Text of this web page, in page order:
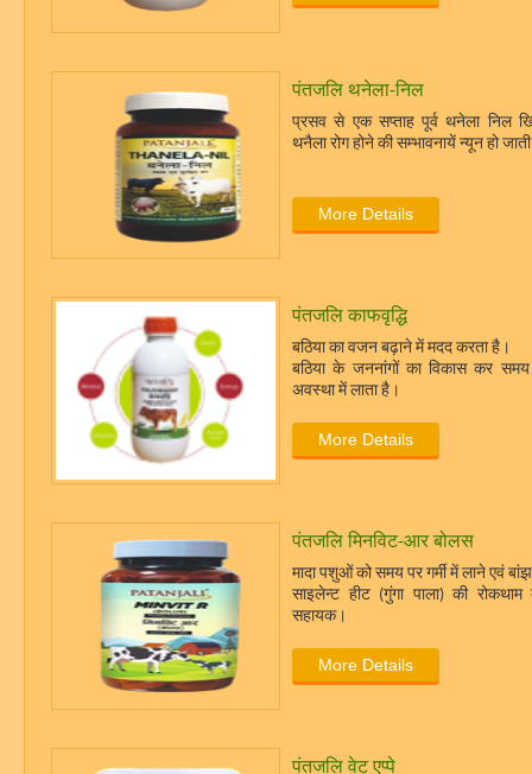
पंतजलि थनेला-निल
प्रसव से एक सप्ताह पूर्व थनेला निल
थनैला रोग होने की सम्भावनायें न्यून हो
More Details
पंतजलि काफवृद्धि
बठिया का वजन बढ़ाने में मदद करता है।
बठिया के जननांगों का विकास कर
अवस्था में लाता है।
More Details
पंतजलि मिनविट-आर बोलस
मादा पशुओं को समय पर गर्मी में लाने एवं
साइलेन्ट हीट (गुंगा पाला) की
सहायक।
More Details
पंतजलि वेट एप्पे